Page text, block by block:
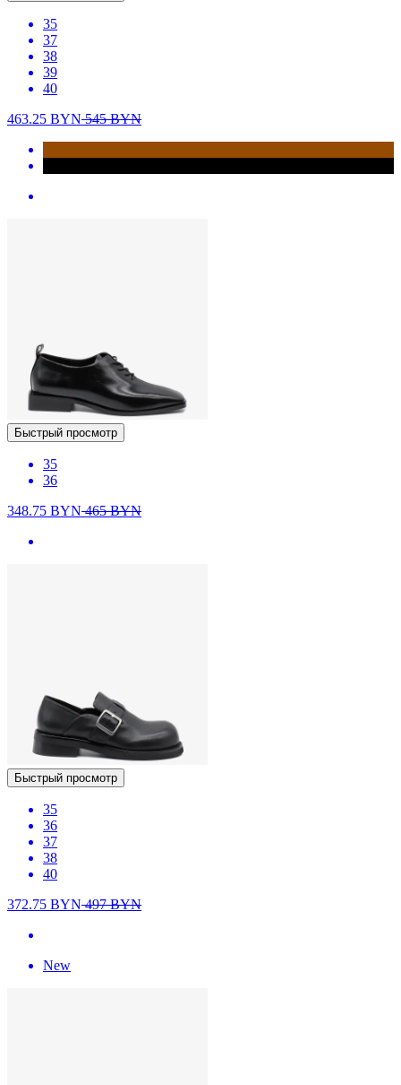
35
37
38
39
40
463.25 BYN545BYN
Быстрый просмотр
35
36
348.75 BYN465BYN
Быстрый просмотр
35
36
37
38
40
372.75 BYN497BYN
New